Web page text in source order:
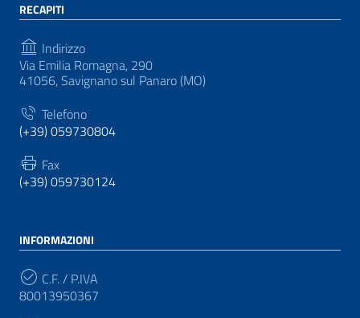
RECAPITI
Indirizzo
Via Emilia Romagna, 290
41056, Savignano sul Panaro (MO)
Telefono
(+39) 059730804
Fax
(+39) 059730124
INFORMAZIONI
C.F. / P.IVA
80013950367